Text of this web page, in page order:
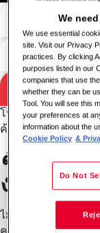
ผลการค้
ค้นหาด้วยคำสำคัญ
ค้นหาตามสถานที่
โปรดลองใช้คีย์เวิร์
ค้นหาของคุณ
ลงทะเบี
งาน
ไม่พบสิ่งที่คุณกำลังมอ
We
We use essential
site. Visit our Privacy
practices. By clicking
purposes listed in our
companies that use
whether they can be
Tool. You will see this
your preferences at
information about the
Cookie Policy &
Do Not